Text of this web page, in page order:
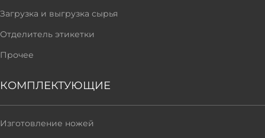
Загрузка и выгрузка сырья
Отделитель этикетки
Прочее
КОМПЛЕКТУЮЩИЕ
Изготовление ножей